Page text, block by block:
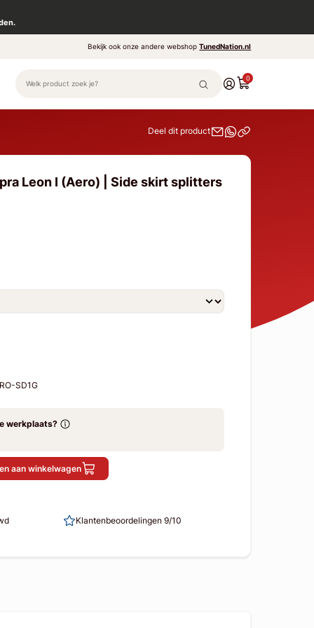
Bekijk ook onze andere webshopTunedNation.nl
0
Deel dit product
Leon I (Aero) | Side skirt splitters
SD1G
werkplaats?
aan winkelwagen
Klantenbeoordelingen 9/10